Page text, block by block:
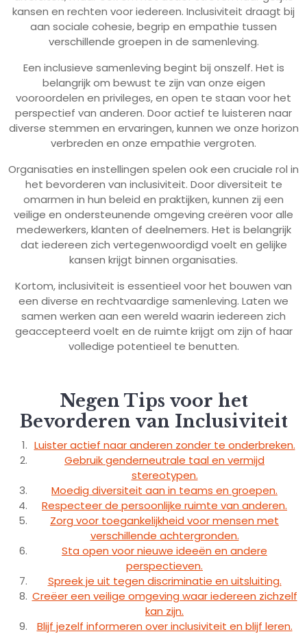
kansen en rechten voor iedereen. Inclusiviteit draagt bij
aan sociale cohesie, begrip en empathie tussen
verschillende groepen in de samenleving.
Een inclusieve samenleving begint bij onszelf. Het is
belangrijk om bewust te zijn van onze eigen
vooroordelen en privileges, en open te staan voor het
perspectief van anderen. Door actief te luisteren naar
diverse stemmen en ervaringen, kunnen we onze horizon
verbreden en onze empathie vergroten.
Organisaties en instellingen spelen ook een cruciale rol in
het bevorderen van inclusiviteit. Door diversiteit te
omarmen in hun beleid en praktijken, kunnen zij een
veilige en ondersteunende omgeving creëren voor alle
medewerkers, klanten of deelnemers. Het is belangrijk
dat iedereen zich vertegenwoordigd voelt en gelijke
kansen krijgt binnen organisaties.
Kortom, inclusiviteit is essentieel voor het bouwen van
een diverse en rechtvaardige samenleving. Laten we
samen werken aan een wereld waarin iedereen zich
geaccepteerd voelt en de ruimte krijgt om zijn of haar
volledige potentieel te benutten.
Negen Tips voor het
Bevorderen van Inclusiviteit
Luister actief naar anderen zonder te onderbreken.
Gebruik genderneutrale taal en vermijd
stereotypen.
Moedig diversiteit aan in teams en groepen.
Respecteer de persoonlijke ruimte van anderen.
Zorg voor toegankelijkheid voor mensen met
verschillende achtergronden.
Sta open voor nieuwe ideeën en andere
perspectieven.
Spreek je uit tegen discriminatie en uitsluiting.
Creëer een veilige omgeving waar iedereen zichzelf
kan zijn.
Blijf jezelf informeren over inclusiviteit en blijf leren.